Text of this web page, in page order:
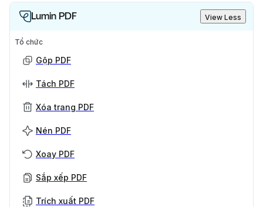
Lumin PDF View Less
Tổ chức
Gộp PDF
Tách PDF
Xóa trang PDF
Nén PDF
Xoay PDF
Sắp xếp PDF
Trích xuất PDF